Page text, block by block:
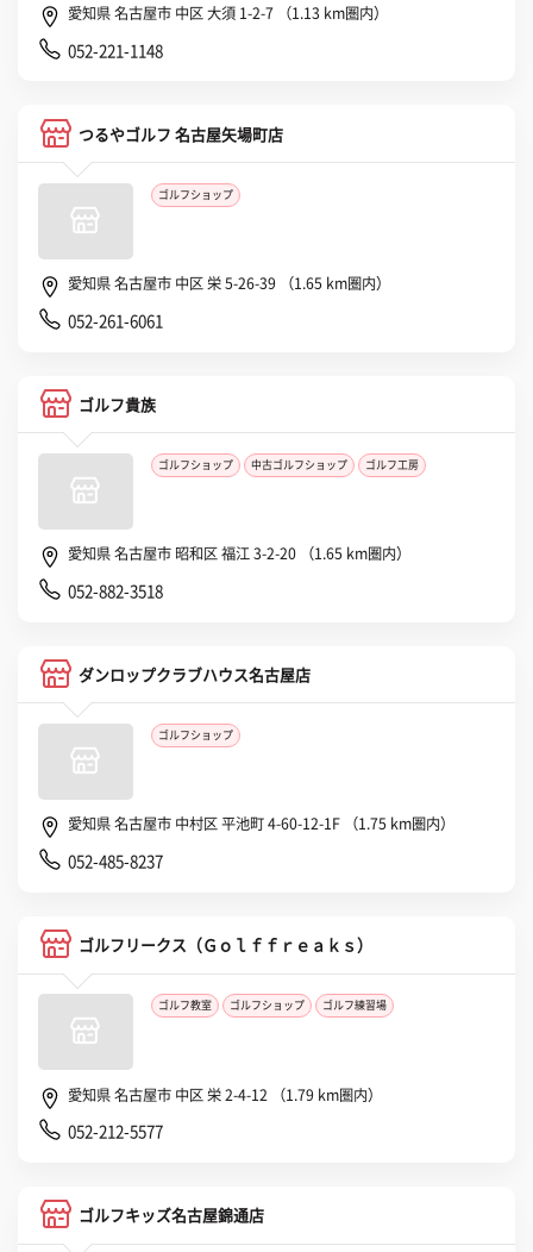
愛知県 名古屋市 中区 大須 1-2-7 （1.13 km圏内）
052-221-1148
つるやゴルフ 名古屋矢場町店
ゴルフショップ
愛知県 名古屋市 中区 栄 5-26-39 （1.65 km圏内）
052-261-6061
ゴルフ貴族
ゴルフショップ 中古ゴルフショップ ゴルフ工房
愛知県 名古屋市 昭和区 福江 3-2-20 （1.65 km圏内）
052-882-3518
ダンロップクラブハウス名古屋店
ゴルフショップ
愛知県 名古屋市 中村区 平池町 4-60-12-1F （1.75 km圏内）
052-485-8237
ゴルフリークス（Ｇｏｌｆｆｒｅａｋｓ）
ゴルフ教室 ゴルフショップ ゴルフ練習場
愛知県 名古屋市 中区 栄 2-4-12 （1.79 km圏内）
052-212-5577
ゴルフキッズ名古屋錦通店